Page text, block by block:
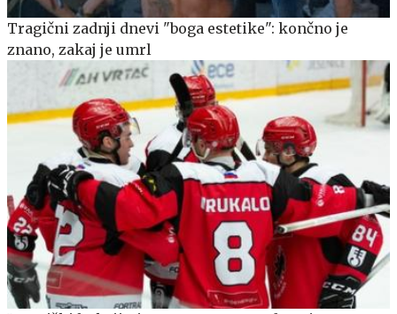
Tragični zadnji dnevi "boga estetike": končno je
znano, zakaj je umrl